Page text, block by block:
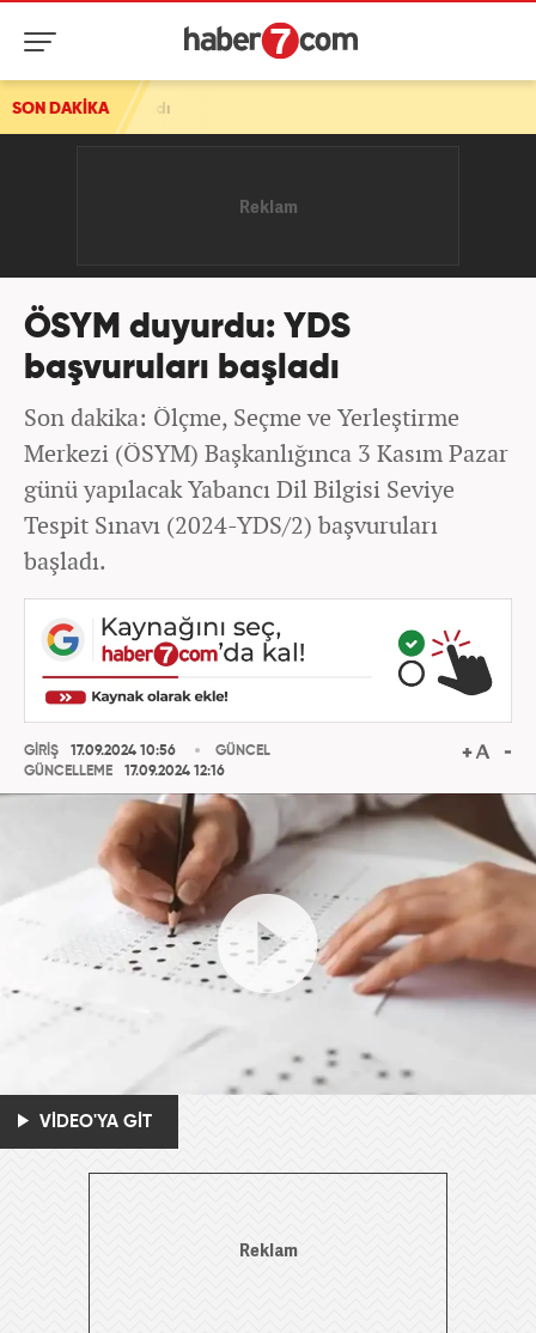
SON DAKİKA
ÖSYM duyurdu: YDS
başvuruları başladı
Son dakika: Ölçme, Seçme ve Yerleştirme
Merkezi (ÖSYM) Başkanlığınca 3 Kasım Pazar
günü yapılacak Yabancı Dil Bilgisi Seviye
Tespit Sınavı (2024-YDS/2) başvuruları
başladı.
GİRİŞ
17.09.2024 10:56
GÜNCELLEME
17.09.2024 12:16
GÜNCEL
VİDEO'YA GİT